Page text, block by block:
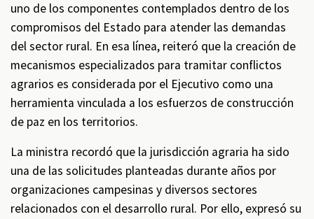
uno de los componentes contemplados dentro de los
compromisos del Estado para atender las demandas
del sector rural. En esa línea, reiteró que la creación de
mecanismos especializados para tramitar conflictos
agrarios es considerada por el Ejecutivo como una
herramienta vinculada a los esfuerzos de construcción
de paz en los territorios.
La ministra recordó que la jurisdicción agraria ha sido
una de las solicitudes planteadas durante años por
organizaciones campesinas y diversos sectores
relacionados con el desarrollo rural. Por ello, expresó su